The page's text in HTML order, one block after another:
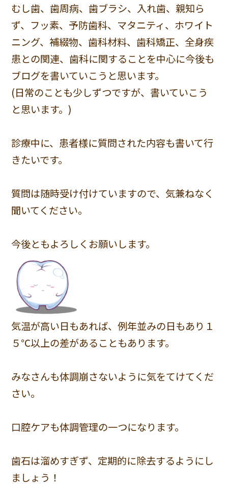
むし歯、歯周病、歯ブラシ、入れ歯、親知ら
ず、フッ素、予防歯科、マタニティ、ホワイト
ニング、補綴物、歯科材料、歯科矯正、全身疾
患との関連、歯科に関することを中心に今後も
ブログを書いていこうと思います。
(日常のことも少しずつですが、書いていこう
と思います。)
診療中に、患者様に質問された内容も書いて行
きたいです。
質問は随時受け付けていますので、気兼ねなく
聞いてください。
今後ともよろしくお願いします。
気温が高い日もあれば、例年並みの日もあり１
５℃以上の差があることもあります。
みなさんも体調崩さないように気をてけてくだ
さい。
口腔ケアも体調管理の一つになります。
歯石は溜めすぎず、定期的に除去するようにし
ましょう！